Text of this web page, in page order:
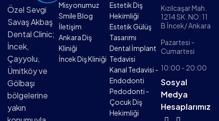
Özel Sevgi
Savaş Akbaş
Dental Clinic;
İncek,
Çayyolu,
Ümitköy ve
Gölbaşı
bölgelerine
yakın
Misyonumuz
Smile Blog
İletişim
Ankara Diş
Kliniği
İncek Diş Kliniği
Estetik Diş
Hekimliği
Estetik Gülüş
Tasarımı
Dental İmplant
Tedavisi
Kanal Tedavisi -
Endodonti
Pedodonti -
Çocuk Diş
Hekimliği
Kızılcaşar Mah.
1214 SK. NO: 11
B İncek/ Ankara
Pazartesi -
Cumartesi
10:00 - 20:00
Sosyal
Medya
Hesaplarımız